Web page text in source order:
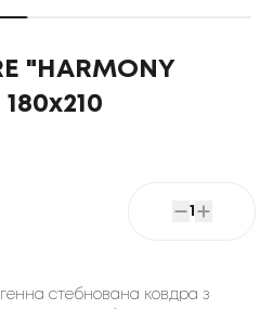
"HARMONY
1
стебнована ковдра з